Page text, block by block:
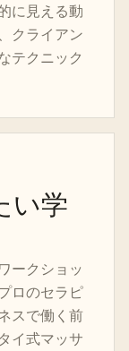
に見える動
クライアン
テクニック
い学
ークショッ
ロのセラピ
スで働く前
イ式マッサ